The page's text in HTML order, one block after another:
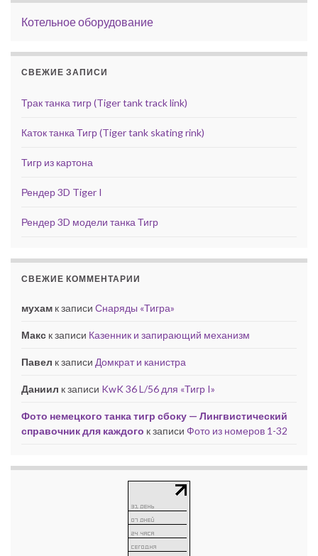
Котельное оборудование
СВЕЖИЕ ЗАПИСИ
Трак танка тигр (Tiger tank track link)
Каток танка Тигр (Tiger tank skating rink)
Тигр из картона
Рендер 3D Tiger I
Рендер 3D модели танка Тигр
СВЕЖИЕ КОММЕНТАРИИ
мухам к записи Снаряды «Тигра»
Макс к записи Казенник и запирающий механизм
Павел к записи Домкрат и канистра
Даниил к записи KwK 36 L/56 для «Тигр I»
Фото немецкого танка тигр сбоку — Лингвистический
справочник для каждого к записи Фото из номеров 1-32